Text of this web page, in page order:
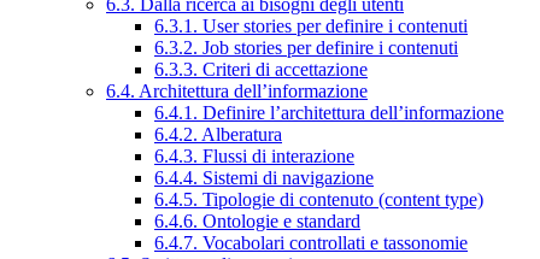
6.3.1. User stories per definire i contenuti
6.3.2. Job stories per definire i contenuti
6.3.3. Criteri di accettazione
6.4. Architettura dell’informazione
6.4.1. Definire l’architettura dell’informazione
6.4.2. Alberatura
6.4.3. Flussi di interazione
6.4.4. Sistemi di navigazione
6.4.5. Tipologie di contenuto (content type)
6.4.6. Ontologie e standard
6.4.7. Vocabolari controllati e tassonomie